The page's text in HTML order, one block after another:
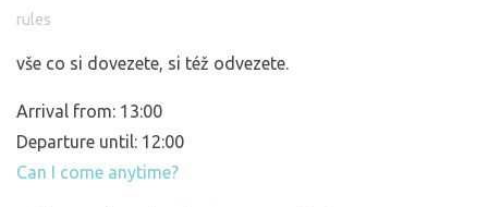
rules
vše co si dovezete, si též odvezete.
Arrival from: 13:00
Departure until: 12:00
Can I come anytime?